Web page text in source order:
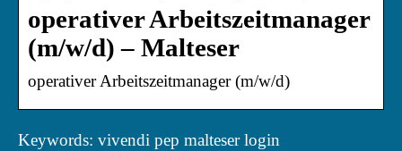
operativer Arbeitszeitmanager
(m/w/d) – Malteser
operativer Arbeitszeitmanager (m/w/d)
Keywords: vivendi pep malteser login